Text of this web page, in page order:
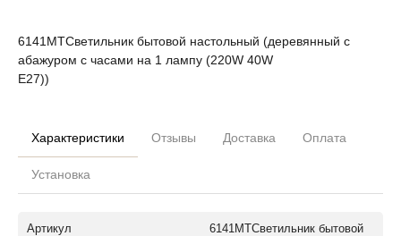
6141MTСветильник бытовой настольный (деревянный с
абажуром с часами на 1 лампу (220W 40W
E27))
Характеристики Отзывы Доставка Оплата
Установка
Артикул 6141MTСветильник бытовой